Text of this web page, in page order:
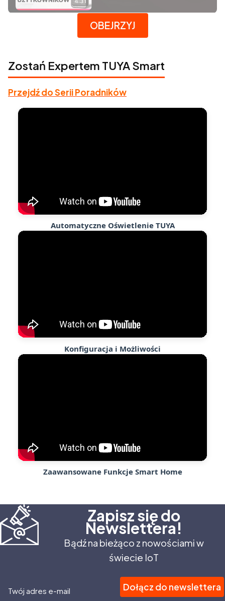
Naciśnij Enter lub spację, aby otworzyć stronę.
OBEJRZYJ
Zostań Expertem TUYA Smart
Przejdź do Serii Poradników
Automatyczne Oświetlenie TUYA
Konfiguracja i Możliwości
Zaawansowane Funkcje Smart Home
Zapisz się do
Newslettera!
Bądź na bieżąco z nowościami w
świecie IoT
Twój adres e-mail Dołącz do newslettera